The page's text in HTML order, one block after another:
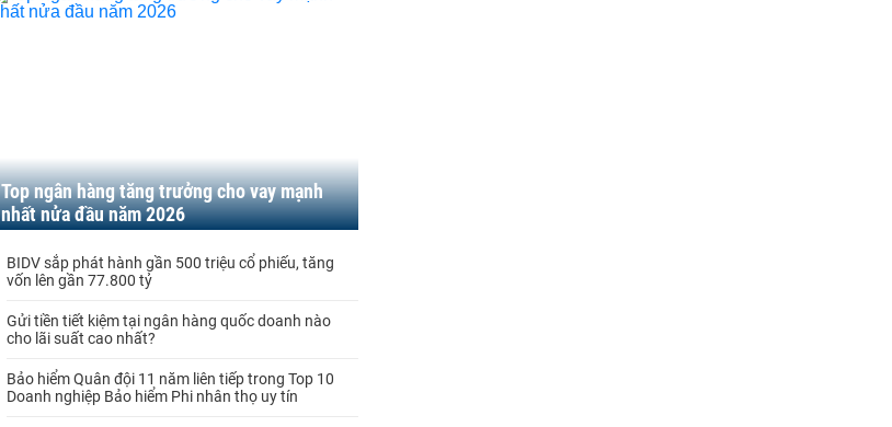
Top ngân hàng tăng trưởng cho vay mạnh
nhất nửa đầu năm 2026
BIDV sắp phát hành gần 500 triệu cổ phiếu, tăng
vốn lên gần 77.800 tỷ
Gửi tiền tiết kiệm tại ngân hàng quốc doanh nào
cho lãi suất cao nhất?
Bảo hiểm Quân đội 11 năm liên tiếp trong Top 10
Doanh nghiệp Bảo hiểm Phi nhân thọ uy tín